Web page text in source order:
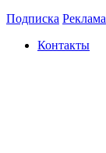
Подписка Реклама
Контакты